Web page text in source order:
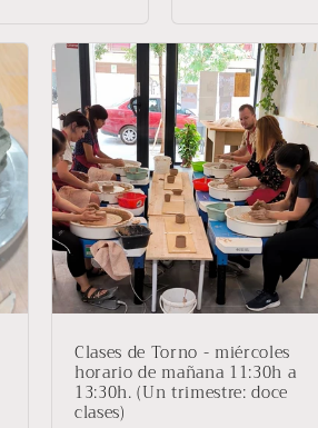
Clases de Torno - miércoles
horario de mañana 11:30h a
13:30h. (Un trimestre: doce
clases)